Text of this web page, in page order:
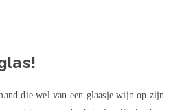
die wel van een glaasje wijn op zijn